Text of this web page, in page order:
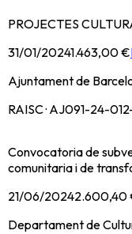
PROJECTES
31/01/20241.463,00 €
Ajuntament de
RAISC · AJ091-24-
Convocatoria de
comunitaria i de
21/06/20242.600,40
Departament de